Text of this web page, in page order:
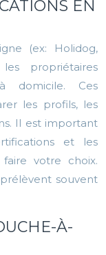
EN
(ex: Holidog,
propriétaires
domicile. Ces
les profils, les
Il est important
et les
votre choix.
souvent
À-